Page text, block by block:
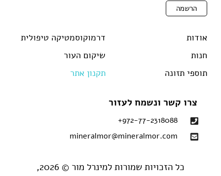
כל הזכויות שמורות למינרל מור © 2026,
צרו קשר ונשמח לעזור
972-77-2318088+
mineralmor@mineralmor.com
אודות
חנות
תוספי תזונה
דרמוקוסמטיקה טיפולית
שיקום העור
תקנון אתר